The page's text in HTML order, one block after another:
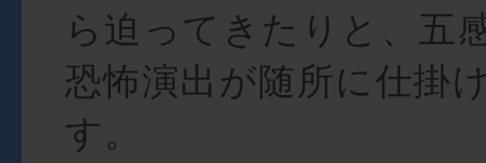
ら迫ってきたりと、五
恐怖演出が随所に仕掛
す。